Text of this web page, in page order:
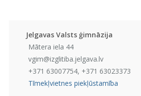
Jelgavas Valsts ģimnāzija
Mātera iela 44
vgim@izglitiba.jelgava.lv
+371 63007754, +371 63023373
Tīmekļvietnes piekļūstamība